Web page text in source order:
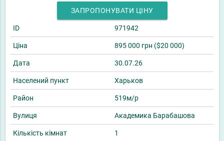
ЗАПРОПОНУВАТИ ЦІНУ
ID 971942
Ціна 895 000 грн ($20 000)
Дата 30.07.26
Населений пункт Харьков
Район 519м/р
Вулиця Академика Барабашова
Кількість кімнат 1